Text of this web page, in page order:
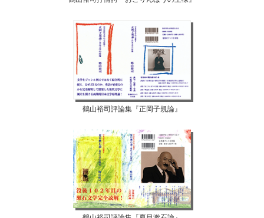
鶴山裕司評論集『正岡子規論』